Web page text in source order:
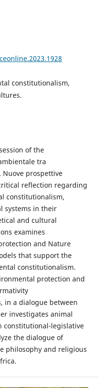
constitutionalism,
of the
tra
prospettive
reflection regarding
constitutionalism,
systems in their
and cultural
examines
and Nature
that support the
constitutionalism.
protection and
in a dialogue between
investigates animal
constitutional-legislative
the dialogue of
philosophy and religious